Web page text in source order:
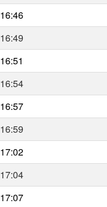
16:46
16:49
16:51
16:54
16:57
16:59
17:02
17:04
17:07